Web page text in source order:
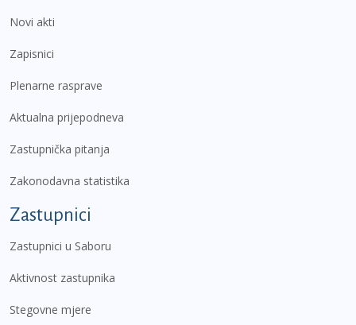
Novi akti
Zapisnici
Plenarne rasprave
Aktualna prijepodneva
Zastupnička pitanja
Zakonodavna statistika
Zastupnici
Zastupnici u Saboru
Aktivnost zastupnika
Stegovne mjere